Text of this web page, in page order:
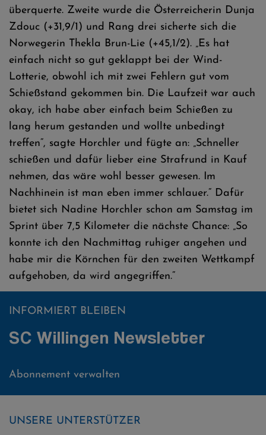
überquerte. Zweite wurde die Österreicherin Dunja
Zdouc (+31,9/1) und Rang drei sicherte sich die
Norwegerin Thekla Brun-Lie (+45,1/2). „Es hat
einfach nicht so gut geklappt bei der Wind-
Lotterie, obwohl ich mit zwei Fehlern gut vom
Schießstand gekommen bin. Die Laufzeit war auch
okay, ich habe aber einfach beim Schießen zu
lang herum gestanden und wollte unbedingt
treffen“, sagte Horchler und fügte an: „Schneller
schießen und dafür lieber eine Strafrund in Kauf
nehmen, das wäre wohl besser gewesen. Im
Nachhinein ist man eben immer schlauer.“ Dafür
bietet sich Nadine Horchler schon am Samstag im
Sprint über 7,5 Kilometer die nächste Chance: „So
konnte ich den Nachmittag ruhiger angehen und
habe mir die Körnchen für den zweiten Wettkampf
aufgehoben, da wird angegriffen.“
INFORMIERT BLEIBEN
SC Willingen Newsletter
Abonnement verwalten
UNSERE UNTERSTÜTZER